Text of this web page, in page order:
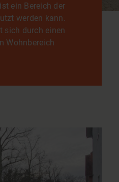
ein Bereich der
werden kann.
sich durch einen
Wohnbereich